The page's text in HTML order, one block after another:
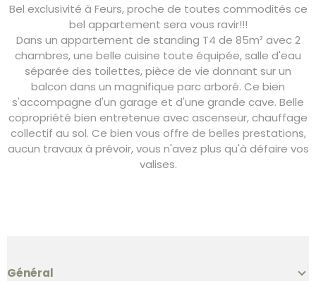
Bel exclusivité à Feurs, proche de toutes commodités ce
bel appartement sera vous ravir!!!
Dans un appartement de standing T4 de 85m² avec 2
chambres, une belle cuisine toute équipée, salle d'eau
séparée des toilettes, pièce de vie donnant sur un
balcon dans un magnifique parc arboré. Ce bien
s'accompagne d'un garage et d'une grande cave. Belle
copropriété bien entretenue avec ascenseur, chauffage
collectif au sol. Ce bien vous offre de belles prestations,
aucun travaux à prévoir, vous n'avez plus qu'à défaire vos
valises.
Général